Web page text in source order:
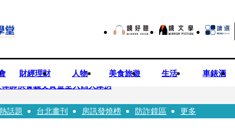
財經理財 人物 美食旅遊 生活 車錶酒
師供養義父黃金全入四大庫房
視預算」 盼在野三思：改凍結處理受質疑項目
話題 台北畫刊 房訊發燒榜 防詐鏡區 更多